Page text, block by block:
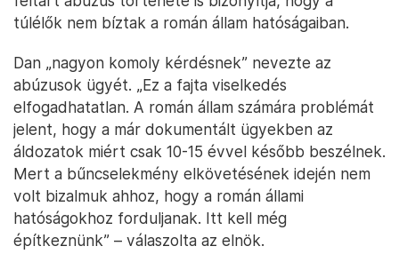
túlélők nem bíztak a román állam hatóságaiban.
Dan „nagyon komoly kérdésnek” nevezte az
abúzusok ügyét. „Ez a fajta viselkedés
elfogadhatatlan. A román állam számára problémát
jelent, hogy a már dokumentált ügyekben az
áldozatok miért csak 10-15 évvel később beszélnek.
Mert a bűncselekmény elkövetésének idején nem
volt bizalmuk ahhoz, hogy a román állami
hatóságokhoz forduljanak. Itt kell még
építkeznünk” – válaszolta az elnök.